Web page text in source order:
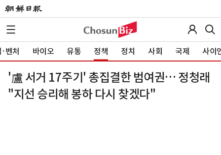
벤처 바이오 유통 정책 정치 사회 국제 사이
'盧 서거 17주기' 총집결한 범여권… 정청래
"지선 승리해 봉하 다시 찾겠다"